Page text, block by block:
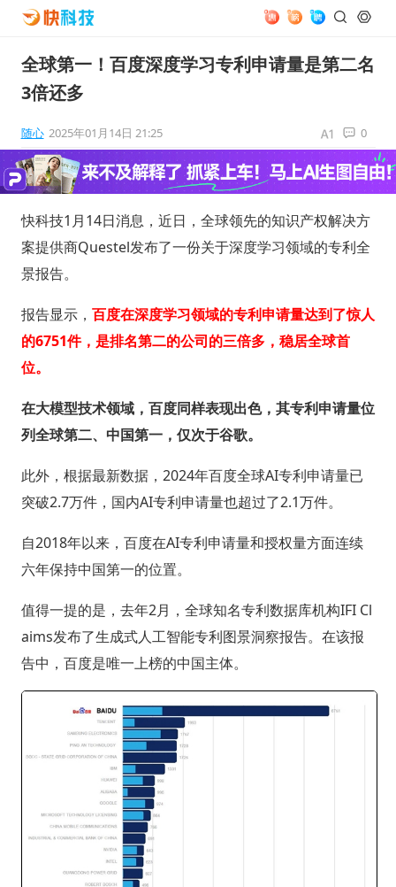
全球第一！百度深度学习专利申请量是第二名
3倍还多
随心 2025年01月14日 21:25 0
快科技1月14日消息，近日，全球领先的知识产权解决方
案提供商Questel发布了一份关于深度学习领域的专利全
景报告。
报告显示， 百度在深度学习领域的专利申请量达到了惊人
的6751件，是排名第二的公司的三倍多，稳居全球首
位。
在大模型技术领域，百度同样表现出色，其专利申请量位
列全球第二、中国第一，仅次于谷歌。
此外，根据最新数据，2024年百度全球AI专利申请量已
突破2.7万件，国内AI专利申请量也超过了2.1万件。
自2018年以来，百度在AI专利申请量和授权量方面连续
六年保持中国第一的位置。
值得一提的是，去年2月，全球知名专利数据库机构IFI Cl
aims发布了生成式人工智能专利图景洞察报告。在该报
告中，百度是唯一上榜的中国主体。